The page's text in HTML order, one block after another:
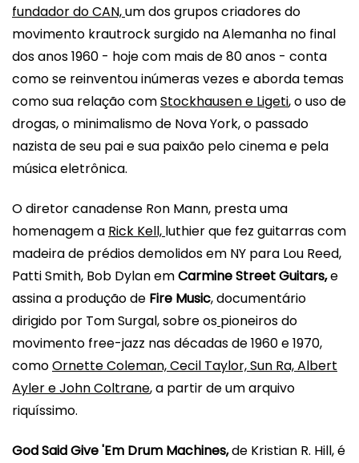
fundador do CAN,um dos grupos criadores do
movimento krautrock surgido na Alemanha no final
dos anos 1960 - hoje com mais de 80 anos - conta
como se reinventou inúmeras vezes e aborda temas
como sua relação comStockhausen e Ligeti, o uso de
drogas, o minimalismo de Nova York, o passado
nazista de seu pai e sua paixão pelo cinema e pela
música eletrônica.
O diretor canadense Ron Mann, presta uma
homenagem a Rick Kell, luthier que fez guitarras com
madeira de prédios demolidos em NY para Lou Reed,
Patti Smith, Bob Dylan emCarmine Street Guitars,e
assina a produção de Fire Music, documentário
dirigido por Tom Surgal, sobre os pioneiros do
movimento free-jazz nas décadas de 1960 e 1970,
comoOrnette Coleman, Cecil Taylor, Sun Ra, Albert
Ayler e John Coltrane, a partir de um arquivo
riquíssimo.
God Said Give 'Em Drum Machines,de Kristian R. Hill, é